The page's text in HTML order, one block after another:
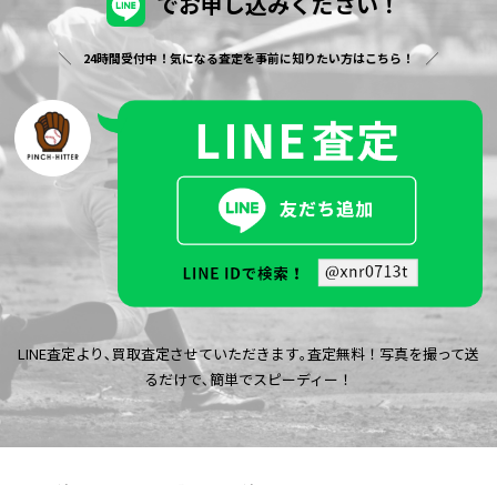
24時間受付中！気になる査定を事前に知りたい方はこちら！
LINE査定より､買取査定させていただきます｡査定無料！写真を撮って送
るだけで､簡単でスピーディー！